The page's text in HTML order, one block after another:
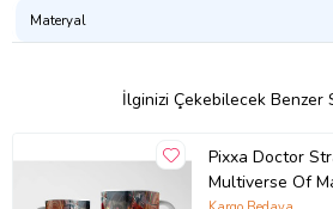
* Adet fiyatıdır.
Materyal
İlginizi Çekebilecek Benzer
Pixxa Doctor
Multiverse Of